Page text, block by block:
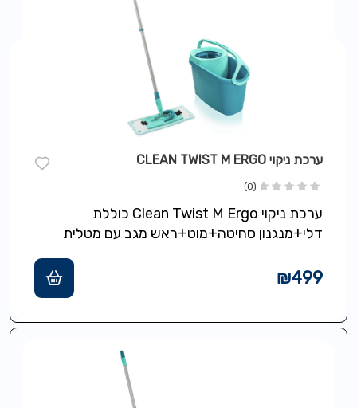
ערכת ניקוי CLEAN TWIST M ERGO
(0)
ערכת ניקוי Clean Twist M Ergo כוללת
דלי+מנגנון סחיטה+מוט+ראש מגב עם מטלית
₪499